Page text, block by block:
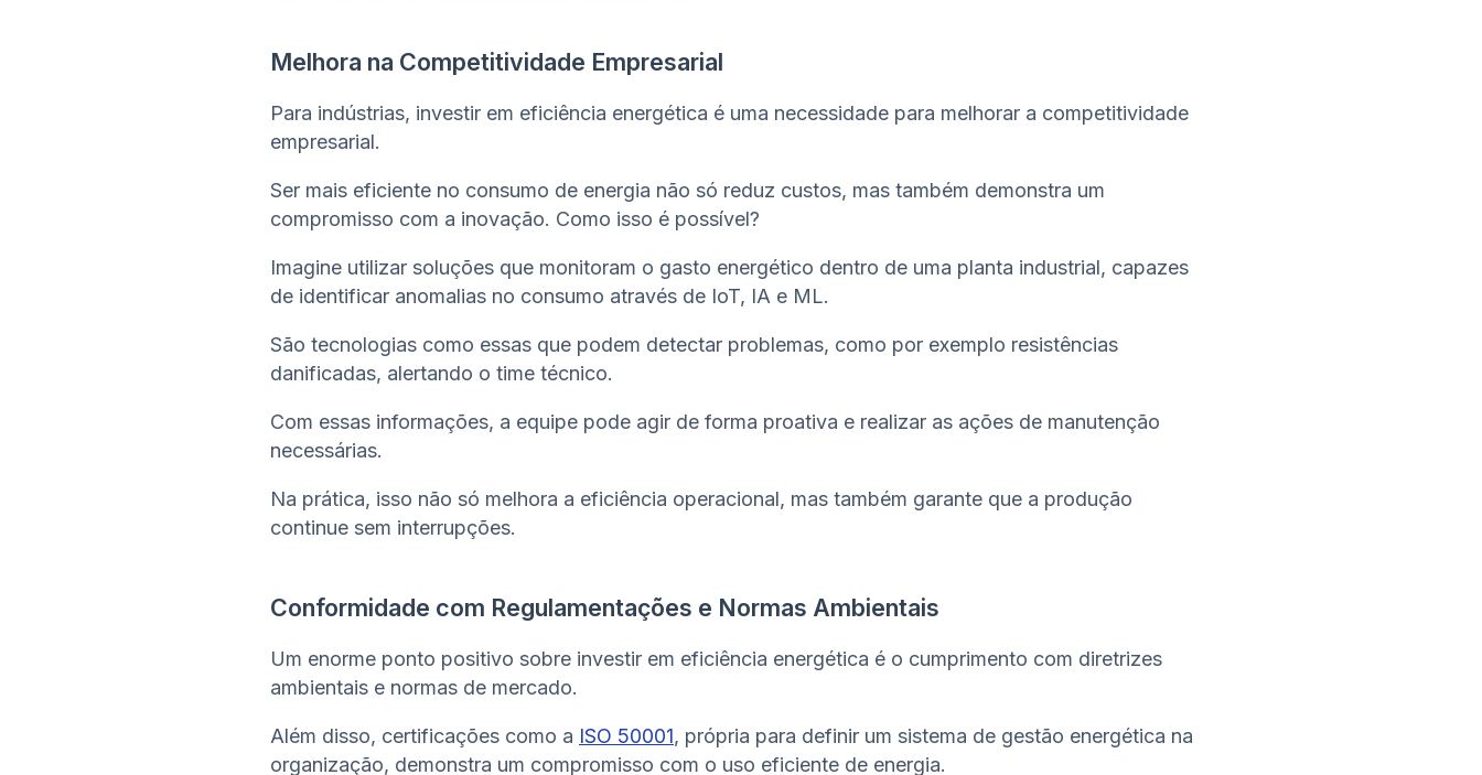
Melhora na Competitividade Empresarial
Para indústrias, investir em eficiência energética é uma necessidade para melhorar a competitividade
empresarial.
Ser mais eficiente no consumo de energia não só reduz custos, mas também demonstra um
compromisso com a inovação. Como isso é possível?
Imagine utilizar soluções que monitoram o gasto energético dentro de uma planta industrial, capazes
de identificar anomalias no consumo através de IoT, IA e ML.
São tecnologias como essas que podem detectar problemas, como por exemplo resistências
danificadas, alertando o time técnico.
Com essas informações, a equipe pode agir de forma proativa e realizar as ações de manutenção
necessárias.
Na prática, isso não só melhora a eficiência operacional, mas também garante que a produção
continue sem interrupções.
Conformidade com Regulamentações e Normas Ambientais
Um enorme ponto positivo sobre investir em eficiência energética é o cumprimento com diretrizes
ambientais e normas de mercado.
Além disso, certificações como a ISO 50001, própria para definir um sistema de gestão energética na
organização, demonstra um compromisso com o uso eficiente de energia.